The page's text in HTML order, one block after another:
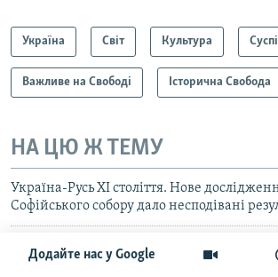
Додайте нас у Google
Україна Світ Культура
Важливе на Свободі Історична Свобода
НА ЦЮ Ж ТЕМУ
Україна-Русь ХІ століття. Нове
Софійського собору дало несподівані
«Диво, якого не було 150 років» – науковці
«Городницький скарб»